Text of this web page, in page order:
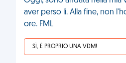
aver perso lì. Alla fine, non
ore. FML
SÌ, È PROPRIO UNA VDM!